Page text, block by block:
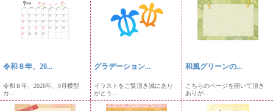
令和８年、20...
令和８年、2026年、9月横型
カ...
グラデーション...
イラストをご覧頂き誠にあり
がとう...
和風グリーンの...
こちらのページを開いて頂き
ありが...